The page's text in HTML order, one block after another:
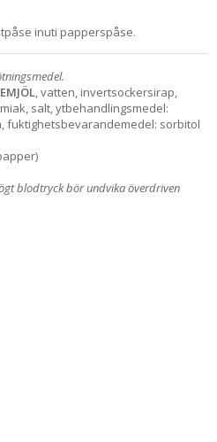
inuti papperspåse.
, vatten, invertsockersirap,
salt, ytbehandlingsmedel:
fuktighetsbevarandemedel: sorbitol
blodtryck bör undvika överdriven